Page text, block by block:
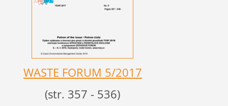
WASTE FORUM 5/2017
(str. 357 - 536)